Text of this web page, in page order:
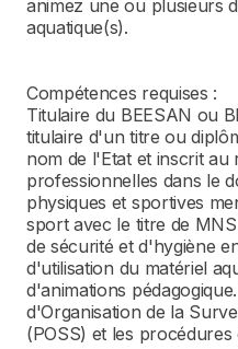
animez une ou plusieurs
aquatique(s).
Compétences requises :
Titulaire du BEESAN ou
titulaire d'un titre ou
nom de l'Etat et inscrit au
professionnelles dans le
physiques et sportives
sport avec le titre de
de sécurité et d'hygiène
d'utilisation du matériel
d'animations
d'Organisation de la
(POSS) et les